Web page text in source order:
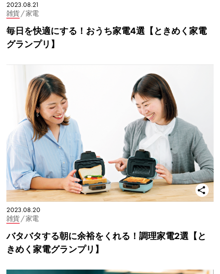
2023.08.21
雑貨/ 家電
毎日を快適にする！おうち家電4選【ときめく家電
グランプリ】
2023.08.20
雑貨/ 家電
バタバタする朝に余裕をくれる！調理家電2選【と
きめく家電グランプリ】